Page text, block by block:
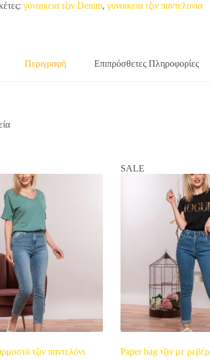
γυναικεια τζιν Denim, γυναικεια τζιν παντελονια
Περιγραφή Επιπρόσθετες Πληροφορίες
τζιν παντελόνι
SALE
Paper bag τζιν με ρεβέρ